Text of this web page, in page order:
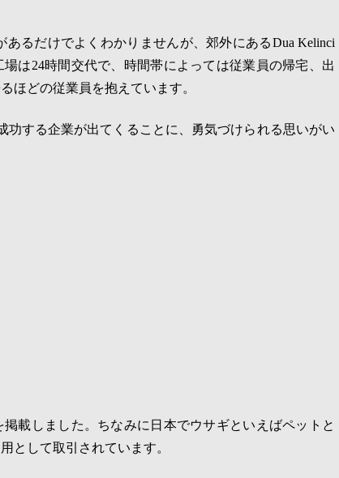
あるだけでよくわかりませんが、郊外にあるDua Kelinci
場は24時間交代で、時間帯によっては従業員の帰宅、出
ほどの従業員を抱えています。
功する企業が出てくることに、勇気づけられる思いがい
載しました。ちなみに日本でウサギといえばペットと
として取引されています。